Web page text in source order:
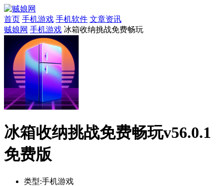
首页 手机游戏 手机软件 文章资讯
贼娘网 手机游戏 冰箱收纳挑战免费畅玩
冰箱收纳挑战免费畅玩v56.0.1
免费版
类型:手机游戏